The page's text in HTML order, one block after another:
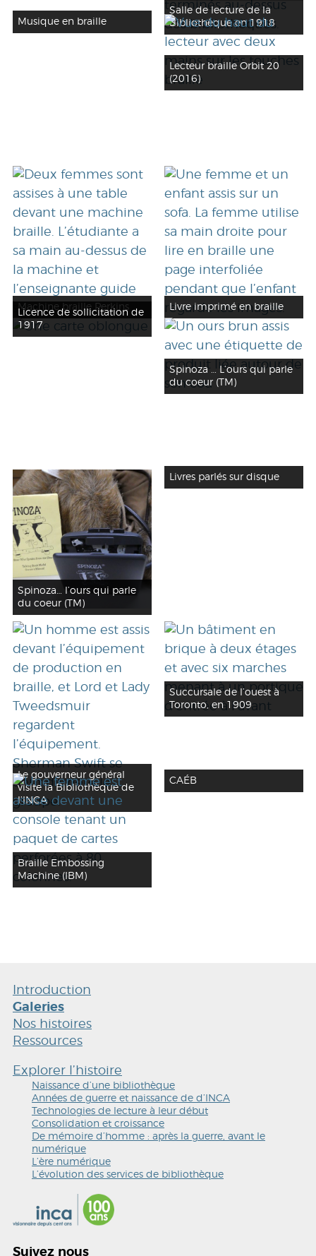
Salle de lecture de la
Bibliothèque en 1918
Musique en braille
Lecteur braille Orbit 20
(2016)
Machine braille Perkins Livre imprimé en braille
Licence de sollicitation de
1917
Spinoza … L’ours qui parle
du coeur (TM)
Spinoza… l’ours qui parle
du coeur (TM)
Livres parlés sur disque
Le gouverneur général
visite la Bibliothèque de
l’INCA
Succursale de l’ouest à
Toronto, en 1909
Braille Embossing
Machine (IBM)
CAÉB
Introduction
Galeries
Nos histoires
Ressources
Explorer l’histoire
Naissance d’une bibliothèque
Années de guerre et naissance de d’INCA
Technologies de lecture à leur début
Consolidation et croissance
De mémoire d’homme : après la guerre, avant le
numérique
L’ère numérique
L’évolution des services de bibliothèque
Suivez nous